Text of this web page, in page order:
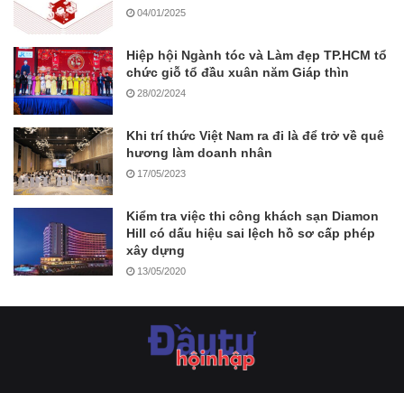
04/01/2025
Hiệp hội Ngành tóc và Làm đẹp TP.HCM tổ
chức giỗ tổ đầu xuân năm Giáp thìn
28/02/2024
Khi trí thức Việt Nam ra đi là để trở về quê
hương làm doanh nhân
17/05/2023
Kiểm tra việc thi công khách sạn Diamon
Hill có dấu hiệu sai lệch hồ sơ cấp phép
xây dựng
13/05/2020